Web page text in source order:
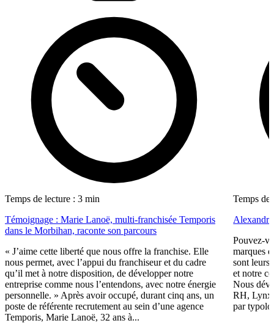
Temps de lecture : 3 min
Témoignage : Marie Lanoë, multi-franchisée Temporis
dans le Morbihan, raconte son parcours
« J’aime cette liberté que nous offre la franchise. Elle
nous permet, avec l’appui du franchiseur et du cadre
qu’il met à notre disposition, de développer notre
entreprise comme nous l’entendons, avec notre énergie
personnelle. » Après avoir occupé, durant cinq ans, un
poste de référente recrutement au sein d’une agence
Temporis, Marie Lanoë, 32 ans à...
Temps de
Pouvez-
marques
sont leurs
et notre
Nous
RH, Lynx
par